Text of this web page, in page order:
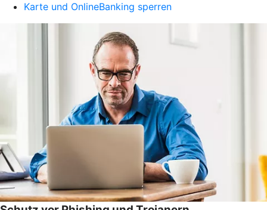
Karte und OnlineBanking sperren